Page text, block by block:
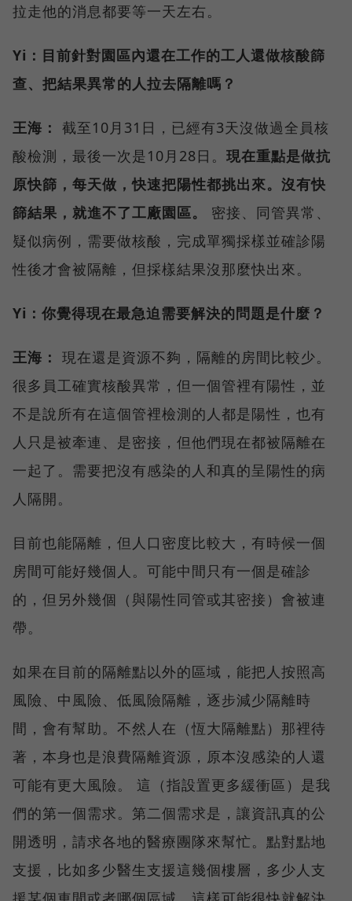
拉走他的消息都要等一天左右。
Yi：目前針對園區內還在工作的工人還做核酸篩
查、把結果異常的人拉去隔離嗎？
王海： 截至10月31日，已經有3天沒做過全員核
酸檢測，最後一次是10月28日。 現在重點是做抗
原快篩，每天做，快速把陽性都挑出來。沒有快
篩結果，就進不了工廠園區。
密接、同管異常、
疑似病例，需要做核酸，完成單獨採樣並確診陽
性後才會被隔離，但採樣結果沒那麼快出來。
Yi：你覺得現在最急迫需要解決的問題是什麼？
王海： 現在還是資源不夠，隔離的房間比較少。
很多員工確實核酸異常，但一個管裡有陽性，並
不是說所有在這個管裡檢測的人都是陽性，也有
人只是被牽連、是密接，但他們現在都被隔離在
一起了。需要把沒有感染的人和真的呈陽性的病
人隔開。
目前也能隔離，但人口密度比較大，有時候一個
房間可能好幾個人。可能中間只有一個是確診
的，但另外幾個（與陽性同管或其密接）會被連
帶。
如果在目前的隔離點以外的區域，能把人按照高
風險、中風險、低風險隔離，逐步減少隔離時
間，會有幫助。不然人在（恆大隔離點）那裡待
著，本身也是浪費隔離資源，原本沒感染的人還
可能有更大風險。 這（指設置更多緩衝區）是我
們的第一個需求。第二個需求是，讓資訊真的公
開透明，請求各地的醫療團隊來幫忙。點對點地
支援，比如多少醫生支援這幾個樓層，多少人支